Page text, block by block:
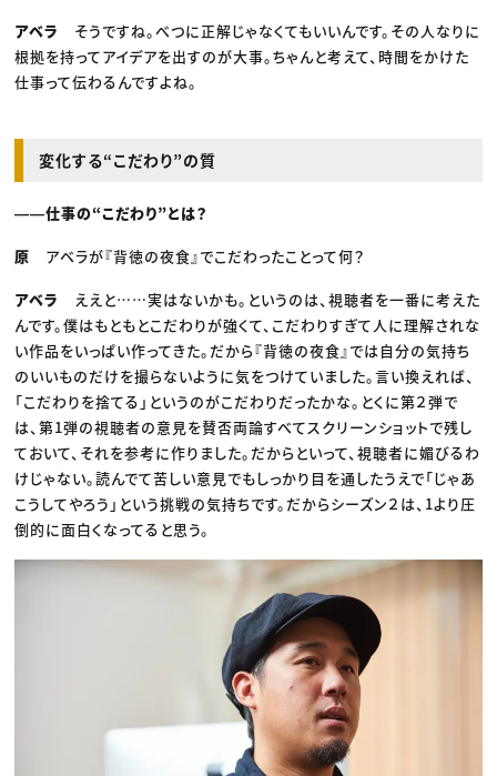
アベラ
そうですね。べつに正解じゃなくてもいいんです。その人なりに
根拠を持ってアイデアを出すのが大事。ちゃんと考えて、時間をかけた
仕事って伝わるんですよね。
変化する“こだわり”の質
――仕事の“こだわり”とは？
原 アベラが『背徳の夜食』でこだわったことって何？
アベラ
ええと……実はないかも。というのは、視聴者を一番に考えた
んです。僕はもともとこだわりが強くて、こだわりすぎて人に理解されな
い作品をいっぱい作ってきた。だから『背徳の夜食』では自分の気持ち
のいいものだけを撮らないように気をつけていました。言い換えれば、
「こだわりを捨てる」というのがこだわりだったかな。とくに第２弾で
は、第1弾の視聴者の意見を賛否両論すべてスクリーンショットで残し
ておいて、それを参考に作りました。だからといって、視聴者に媚びるわ
けじゃない。読んでて苦しい意見でもしっかり目を通したうえで「じゃあ
こうしてやろう」という挑戦の気持ちです。だからシーズン２は、1より圧
倒的に面白くなってると思う。